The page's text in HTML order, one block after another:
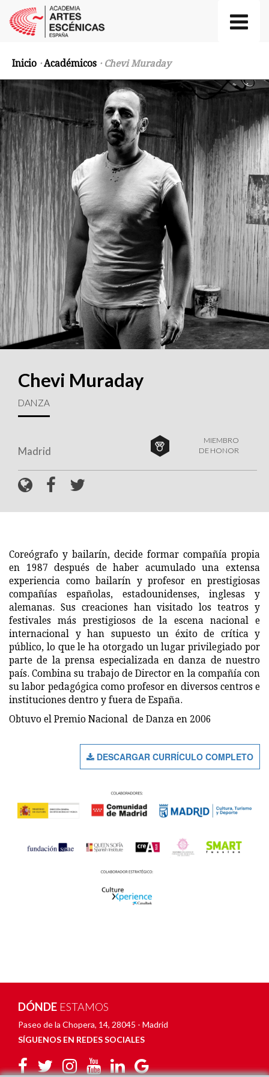
Inicio ·Académicos · Chevi Muraday
Chevi Muraday
DANZA
MIEMBRO
DE HONOR
Madrid
Coreógrafo y bailarín, decide formar compañía propia
en 1987 después de haber acumulado una extensa
experiencia como bailarín y profesor en prestigiosas
compañías españolas, estadounidenses, inglesas y
alemanas. Sus creaciones han visitado los teatros y
festivales más prestigiosos de la escena nacional e
internacional y han supuesto un éxito de crítica y
público, lo que le ha otorgado un lugar privilegiado por
parte de la prensa especializada en danza de nuestro
país. Combina su trabajo de Director en la compañía con
su labor pedagógica como profesor en diversos centros e
instituciones dentro y fuera de España.
Obtuvo el Premio Nacional de Danza en 2006
DESCARGAR CURRÍCULO COMPLETO
DÓNDE ESTAMOS
Paseo de la Chopera, 14, 28045 - Madrid
SÍGUENOS EN REDES SOCIALES